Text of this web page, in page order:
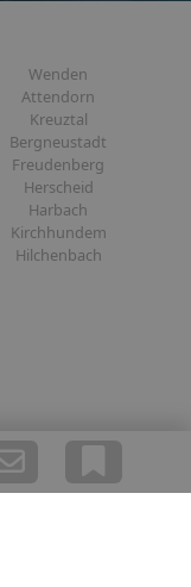
Wenden
Attendorn
Kreuztal
Bergneustadt
Freudenberg
Herscheid
Harbach
Kirchhundem
Hilchenbach